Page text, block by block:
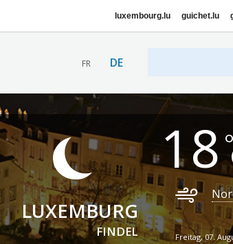
luxembourg.lu guichet.lu
FR DE
LUXEMBURG
FINDEL
18
Freitag, 07.